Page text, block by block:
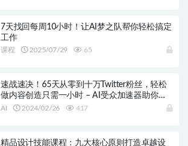
7天找回每周10小时！让AI梦之队帮你轻松搞定
工作
课程 2025/07/29 65
速战速决！65天从零到十万Twitter粉丝，轻松
做内容创造只需一小时 – AI受众加速器助你独
步江湖
AI 2024/02/26 417
精品设计技能课程：九大核心原则打造卓越设